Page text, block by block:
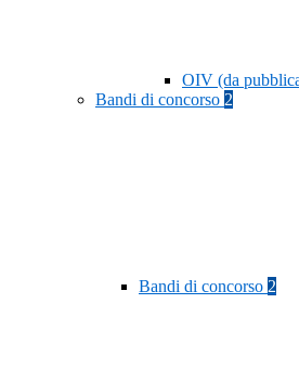
OIV (da
Bandi di concorso 2
Bandi di concorso 2